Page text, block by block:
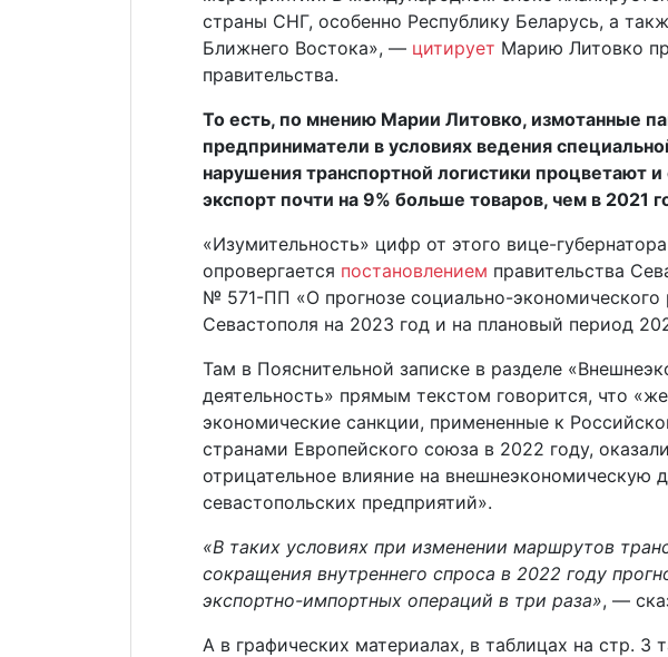
страны СНГ, особенно Республику Беларусь, а
Ближнего Востока», — цитирует Марию Литовко
правительства.
То есть, по мнению Марии Литовко, измотанные
предприниматели в условиях ведения
нарушения транспортной логистики процветают и
экспорт почти на 9% больше товаров, чем в 2021
«Изумительность» цифр от этого вице-
опровергается постановлением правительства
№ 571-ПП «О прогнозе социально-экономического
Севастополя на 2023 год и на плановый период
Там в Пояснительной записке в разделе
деятельность» прямым текстом говорится, что
экономические санкции, примененные к
странами Европейского союза в 2022 году,
отрицательное влияние на внешнеэкономическую
севастопольских предприятий».
«В таких условиях при изменении маршрутов
сокращения внутреннего спроса в 2022 году
экспортно-импортных операций в три раза», —
А в графических материалах, в таблицах на стр. 3